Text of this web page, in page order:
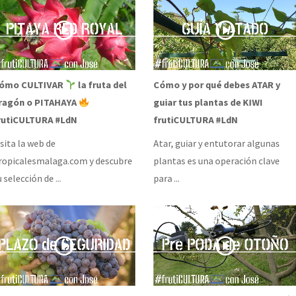
CULTIVAR
la fruta del
o PITAHAYA
#LdN
la web de
y descubre
selección de ...
Cómo y por qué debes ATAR y
guiar tus plantas de KIWI
frutiCULTURA #LdN
Atar, guiar y entutorar algunas
plantas es una operación clave
para ...